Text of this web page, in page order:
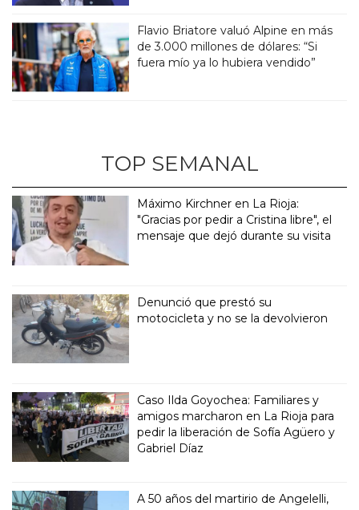
Flavio Briatore valuó Alpine en más
de 3.000 millones de dólares: “Si
fuera mío ya lo hubiera vendido”
TOP SEMANAL
Máximo Kirchner en La Rioja:
"Gracias por pedir a Cristina libre", el
mensaje que dejó durante su visita
Denunció que prestó su
motocicleta y no se la devolvieron
Caso Ilda Goyochea: Familiares y
amigos marcharon en La Rioja para
pedir la liberación de Sofía Agüero y
Gabriel Díaz
A 50 años del martirio de Angelelli,